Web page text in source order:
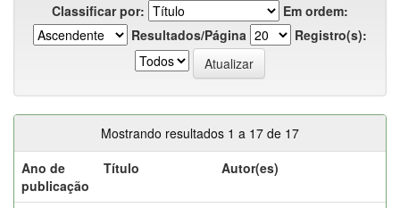
Classificar por:
Em ordem:
Resultados/Página
Registro(s):
Mostrando resultados 1 a 17 de 17
Ano de
publicação
Título Autor(es)